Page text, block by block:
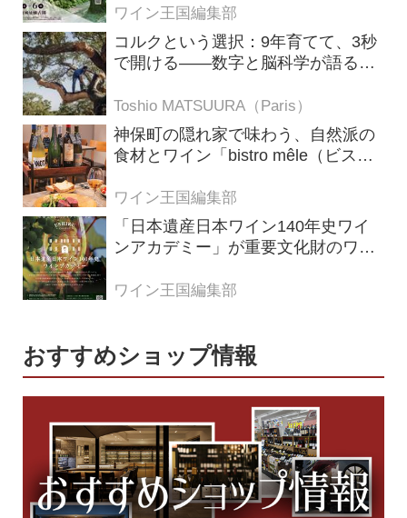
ワイン王国編集部
コルクという選択：9年育てて、3秒
で開ける——数字と脳科学が語る栓
Toshio MATSUURA（Paris）
神保町の隠れ家で味わう、自然派の
食材とワイン「bistro mêle（ビスト
ワイン王国編集部
「日本遺産日本ワイン140年史ワイ
ンアカデミー」が重要文化財のワイ
（2026年6月28日応募締め切り）
ワイン王国編集部
おすすめショップ情報